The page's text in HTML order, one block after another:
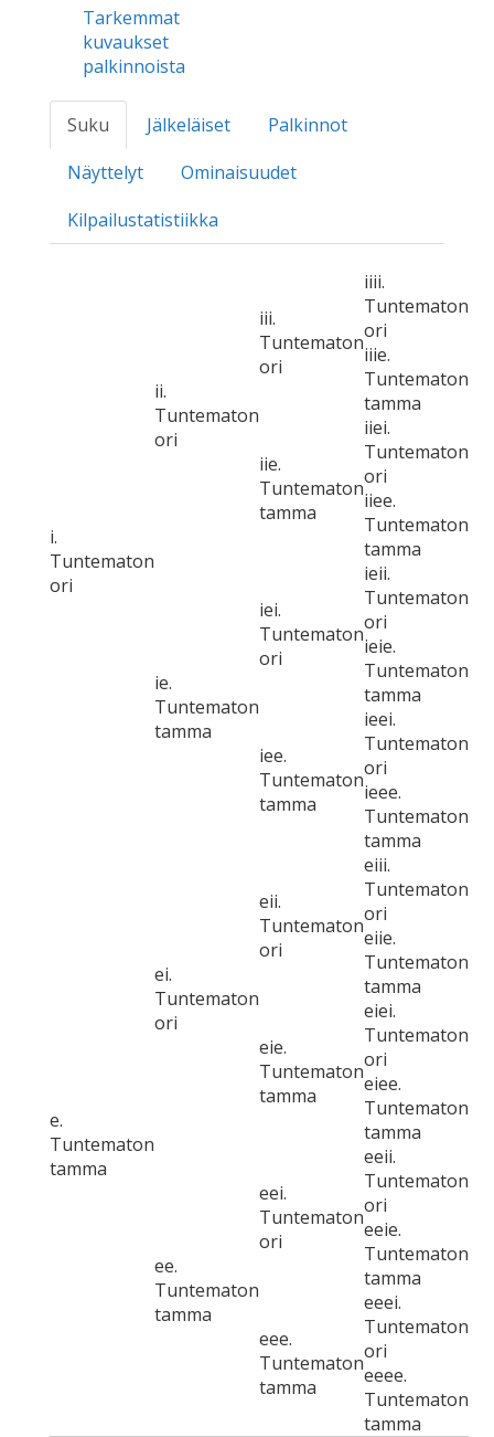
Tarkemmat
kuvaukset
palkinnoista
Suku Jälkeläiset
Palkinnot
Näyttelyt
Ominaisuudet
Kilpailustatistiikka
i.
Tuntematon
ori
ii.
Tuntematon
ori
iii.
Tuntematon
ori
iiii.
Tuntematon
ori
iiie.
Tuntematon
tamma
iie.
Tuntematon
tamma
iiei.
Tuntematon
ori
iiee.
Tuntematon
tamma
ie.
Tuntematon
tamma
iei.
Tuntematon
ori
ieii.
Tuntematon
ori
ieie.
Tuntematon
tamma
iee.
Tuntematon
tamma
ieei.
Tuntematon
ori
ieee.
Tuntematon
tamma
e.
Tuntematon
tamma
ei.
Tuntematon
ori
eii.
Tuntematon
ori
eiii.
Tuntematon
ori
eiie.
Tuntematon
tamma
eie.
Tuntematon
tamma
eiei.
Tuntematon
ori
eiee.
Tuntematon
tamma
ee.
Tuntematon
tamma
eei.
Tuntematon
ori
eeii.
Tuntematon
ori
eeie.
Tuntematon
tamma
eee.
Tuntematon
tamma
eeei.
Tuntematon
ori
eeee.
Tuntematon
tamma